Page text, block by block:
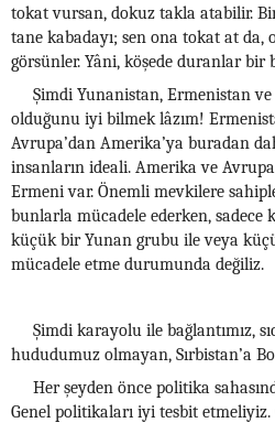
tokat vursan, dokuz takla atabilir.
tane kabadayı; sen ona tokat at da,
görsünler. Yâni, köşede duranlar bir
Şimdi Yunanistan, Ermenistan ve
olduğunu iyi bilmek lâzım!
Avrupa’dan Amerika’ya buradan
insanların ideali. Amerika ve
Ermeni var. Önemli mevkilere
bunlarla mücadele ederken,
küçük bir Yunan grubu ile veya
mücadele etme durumunda değiliz.
Şimdi karayolu ile bağlantımız,
hududumuz olmayan, Sırbistan’a
Her şeyden önce politika
Genel politikaları iyi tesbit